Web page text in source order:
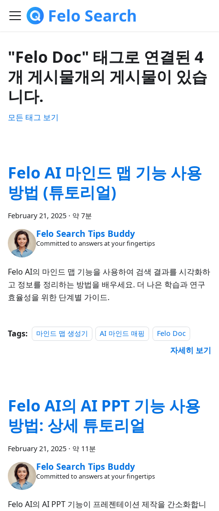
Felo Search
"Felo Doc" 태그로 연결된 4
개 게시물개의 게시물이 있습
니다.
모든 태그 보기
Felo AI 마인드 맵 기능 사용
방법 (튜토리얼)
February 21, 2025 · 약 7분
Felo Search Tips Buddy
Committed to answers at your fingertips
Felo AI의 마인드 맵 기능을 사용하여 검색 결과를 시각화하
고 정보를 정리하는 방법을 배우세요. 더 나은 학습과 연구
효율성을 위한 단계별 가이드.
Tags: 마인드 맵 생성기 AI 마인드 매핑 Felo Doc
자세히 보기
Felo AI의 AI PPT 기능 사용
방법: 상세 튜토리얼
February 21, 2025 · 약 11분
Felo Search Tips Buddy
Committed to answers at your fingertips
Felo AI의 AI PPT 기능이 프레젠테이션 제작을 간소화합니